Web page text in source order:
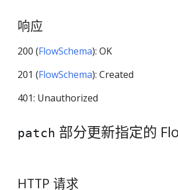
响应
200 (FlowSchema): OK
201 (FlowSchema): Created
401: Unauthorized
patch 部分更新指定的
HTTP 请求